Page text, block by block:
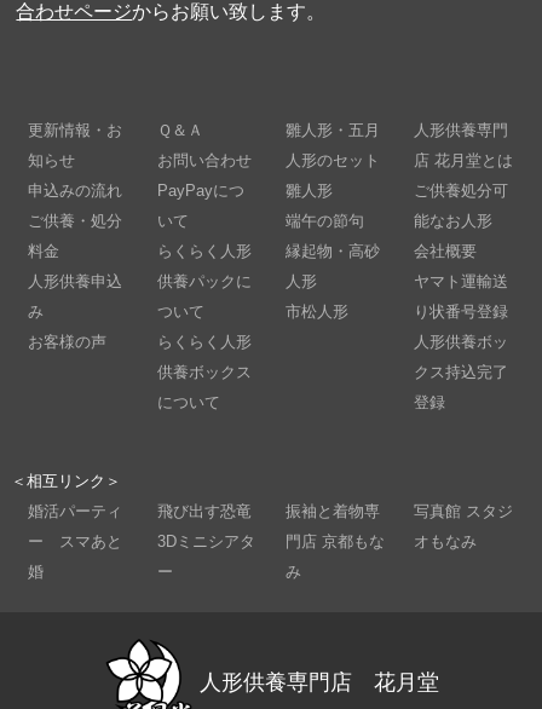
合わせページからお願い致します。
更新情報・お
知らせ
申込みの流れ
ご供養・処分
料金
人形供養申込
み
お客様の声
Ｑ＆Ａ
お問い合わせ
PayPayにつ
いて
らくらく人形
供養パックに
ついて
らくらく人形
供養ボックス
について
雛人形・五月
人形のセット
雛人形
端午の節句
縁起物・高砂
人形
市松人形
人形供養専門
店 花月堂とは
ご供養処分可
能なお人形
会社概要
ヤマト運輸送
り状番号登録
人形供養ボッ
クス持込完了
登録
＜相互リンク＞
婚活パーティ
ー スマあと
婚
飛び出す恐竜
3Dミニシアタ
ー
振袖と着物専
門店 京都もな
み
写真館 スタジ
オもなみ
人形供養専門店 花月堂